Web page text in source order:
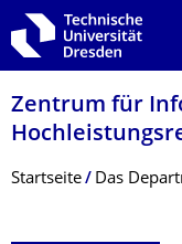
Zur Hauptnavigation
Zur Suche springen
Zum Inhalt springen
Zentrum für
Breadcrumb-Menü
Startseite Das